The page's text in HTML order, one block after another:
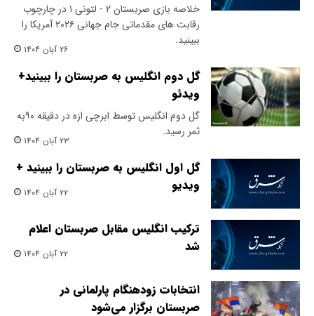
خلاصه بازی صربستان ۲ - لتونی ۱ در چارچوب
رقابت های مقدماتی جام جهانی ۲۰۲۶ آمریکا را
ببینید.
۲۶ آبان ۱۴۰۴
گل دوم انگلیس به صربستان را ببینید+
ویدئو
گل دوم انگلیس توسط ابرچی ازه در دقیقه ۹۰به
ثمر رسید.
۲۳ آبان ۱۴۰۴
گل اول انگلیس به صربستان را ببینید +
ویدیو
۲۲ آبان ۱۴۰۴
ترکیب انگلیس مقابل صربستان اعلام
شد
۲۲ آبان ۱۴۰۴
انتخابات زودهنگام پارلمانی در
صربستان برگزار می‌شود